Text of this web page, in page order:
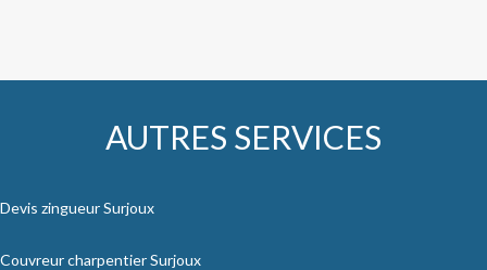
AUTRES SERVICES
Devis zingueur Surjoux
Couvreur charpentier Surjoux